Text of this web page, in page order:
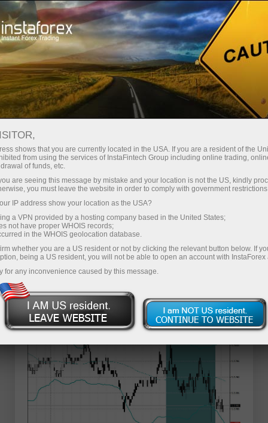
Трейдерам Форекс аналітика
Форекс-огляди
Прогнозы
15.04.2026 12:25
Корректировка уровней и целей на
американскую сессию 15 апреля
Европейская валюта и канадский доллар сегодня
были реализованы через стратегию Mean Reversion,
но до сильных обратных движений дело так и не
доллар и японскую иену.
shows that you are currently located in the USA. If you are a resident of the
from using the services of InstaFintech Group including online trading,
of funds, etc.
are seeing this message by mistake and your location is not the US, kindly
you must leave the website in order to comply with government
IP address show your location as the USA?
a VPN provided by a hosting company based in the United States;
not have proper WHOIS records;
in the WHOIS geolocation database.
whether you are a US resident or not by clicking the relevant button below. If
being a US resident, you will not be able to open an account with InstaForex
for any inconvenience caused by this message.